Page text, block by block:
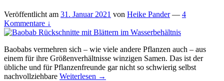
Veröffentlicht am 31. Januar 2021 von Heike Pander — 4
Kommentare ↓
Baobabs vermehren sich – wie viele andere Pflanzen auch – aus
einem für ihre Größenverhältnisse winzigen Samen. Das ist der
übliche und für Pflanzenfreunde gar nicht so schwierig selbst
nachvollziehbare Weiterlesen →